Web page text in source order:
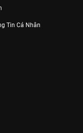
Tin Cá Nhân